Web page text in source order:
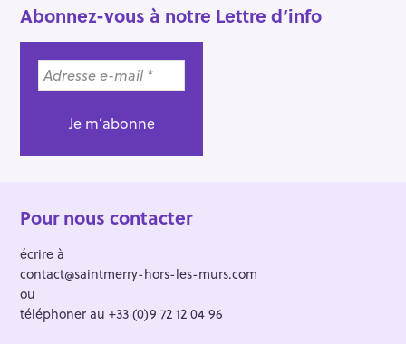
Abonnez-vous à notre Lettre d’info
Pour nous contacter
écrire à
contact@saintmerry-hors-les-murs.com
ou
téléphoner au +33 (0)9 72 12 04 96